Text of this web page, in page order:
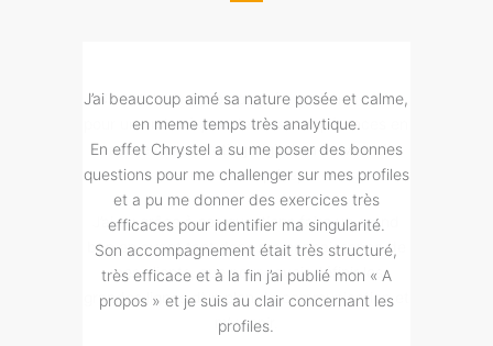
J’ai beaucoup aimé sa nature posée et calme,
en meme temps très analytique.
En effet Chrystel a su me poser des bonnes
questions pour me challenger sur mes profiles
et a pu me donner des exercices très
efficaces pour identifier ma singularité.
Son accompagnement était très structuré,
très efficace et à la fin j’ai publié mon « A
propos » et je suis au clair concernant les
profiles.